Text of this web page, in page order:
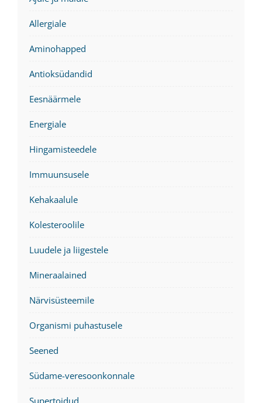
Allergiale
Aminohapped
Antioksüdandid
Eesnäärmele
Energiale
Hingamisteedele
Immuunsusele
Kehakaalule
Kolesteroolile
Luudele ja liigestele
Mineraalained
Närvisüsteemile
Organismi puhastusele
Seened
Südame-veresoonkonnale
Supertoidud